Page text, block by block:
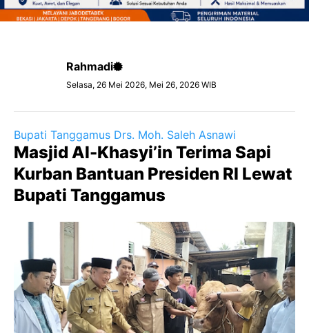
Rahmadi
Selasa, 26 Mei 2026, Mei 26, 2026 WIB
Bupati Tanggamus Drs. Moh. Saleh Asnawi
Masjid Al-Khasyi’in Terima Sapi
Kurban Bantuan Presiden RI Lewat
Bupati Tanggamus